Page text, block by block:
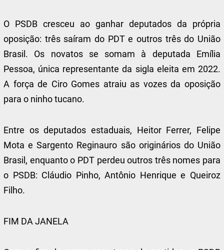
O PSDB cresceu ao ganhar deputados da própria
oposição: três saíram do PDT e outros três do União
Brasil. Os novatos se somam à deputada Emília
Pessoa, única representante da sigla eleita em 2022.
A força de Ciro Gomes atraiu as vozes da oposição
para o ninho tucano.
Entre os deputados estaduais, Heitor Ferrer, Felipe
Mota e Sargento Reginauro são originários do União
Brasil, enquanto o PDT perdeu outros três nomes para
o PSDB: Cláudio Pinho, Antônio Henrique e Queiroz
Filho.
FIM DA JANELA